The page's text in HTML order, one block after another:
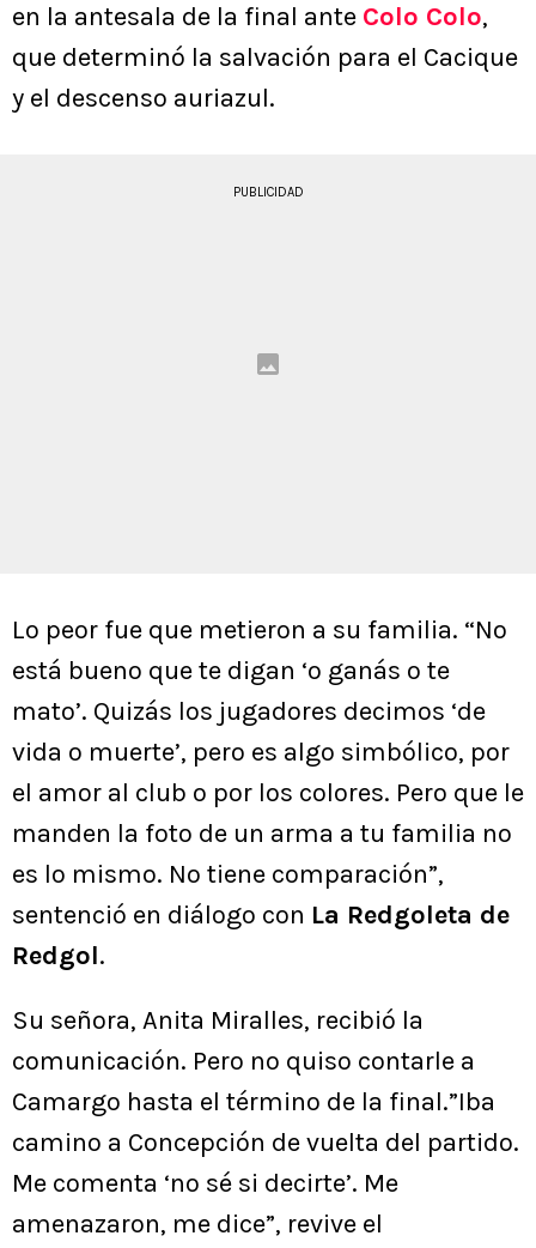
en la antesala de la final ante Colo Colo,
que determinó la salvación para el Cacique
y el descenso auriazul.
PUBLICIDAD
Lo peor fue que metieron a su familia. “No
está bueno que te digan ‘o ganás o te
mato’. Quizás los jugadores decimos ‘de
vida o muerte’, pero es algo simbólico, por
el amor al club o por los colores. Pero que le
manden la foto de un arma a tu familia no
es lo mismo. No tiene comparación”,
sentenció en diálogo con La Redgoleta de
Redgol.
Su señora, Anita Miralles, recibió la
comunicación. Pero no quiso contarle a
Camargo hasta el término de la final.”Iba
camino a Concepción de vuelta del partido.
Me comenta ‘no sé si decirte’. Me
amenazaron, me dice”, revive el